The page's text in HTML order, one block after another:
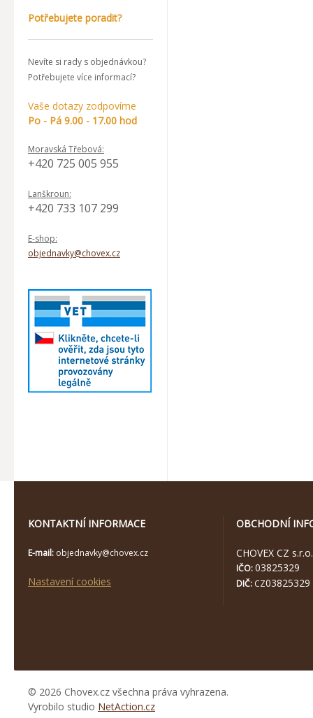
Potřebujete poradit?
Nevíte si rady s objednávkou?
Potřebujete více informací?
Vaše dotazy zodpovíme
Po - Pá 9.00 - 17.00 hod
Moravská Třebová:
+420 725 005 955
Lanškroun:
+420 733 107 299
E-shop:
objednavky@chovex.cz
KONTAKTNÍ INFORMACE
E-mail: objednavky@chovex.cz
Nastavení cookies
OBCHODNÍ
CHOVEX CZ s.r.o.
IČO:03825329
DIČ: CZ03825329
© 2026 Chovex.cz všechna práva vyhrazena.
Vyrobilo studio NetAction.cz